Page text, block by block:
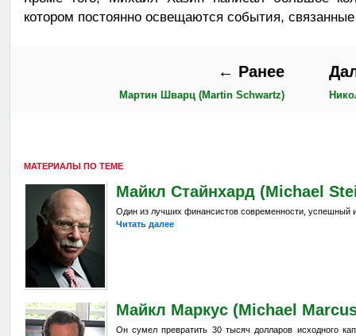
котором постоянно освещаются события,
← Ранее
Мартин Шварц (Martin Schwartz)
МАТЕРИАЛЫ ПО ТЕМЕ
Майкл Стайнхард (Michael
Один из лучших финансистов современности, успешный
Читать далее
Майкл Маркус (Michael
Он сумел превратить 30 тысяч долларов исходного